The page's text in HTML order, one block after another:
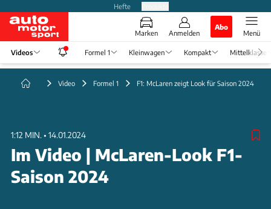
Hefte
Marken Anmelden
Abo
Menü
Videos Formel 1 Kleinwagen Kompakt Mittelklasse
Video Formel 1 F1: McLaren zeigt Look für Saison 2024
1:12 MIN. • 14.01.2024
Im Video | McLaren-Look F1-
Saison 2024